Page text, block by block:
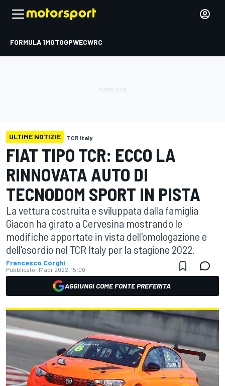
FORMULA 1MOTOGPWECWRC
ULTIME NOTIZIE TCR Italy
FIAT TIPO TCR: ECCO LA
RINNOVATA AUTO DI
TECNODOM SPORT IN PISTA
La vettura costruita e sviluppata dalla famiglia
Giacon ha girato a Cervesina mostrando le
modifiche apportate in vista dell'omologazione e
dell'esordio nel TCR Italy per la stagione 2022.
Francesco Corghi
Pubblicato: 17 apr 2022, 15:00
AGGIUNGI COME FONTE PREFERITA